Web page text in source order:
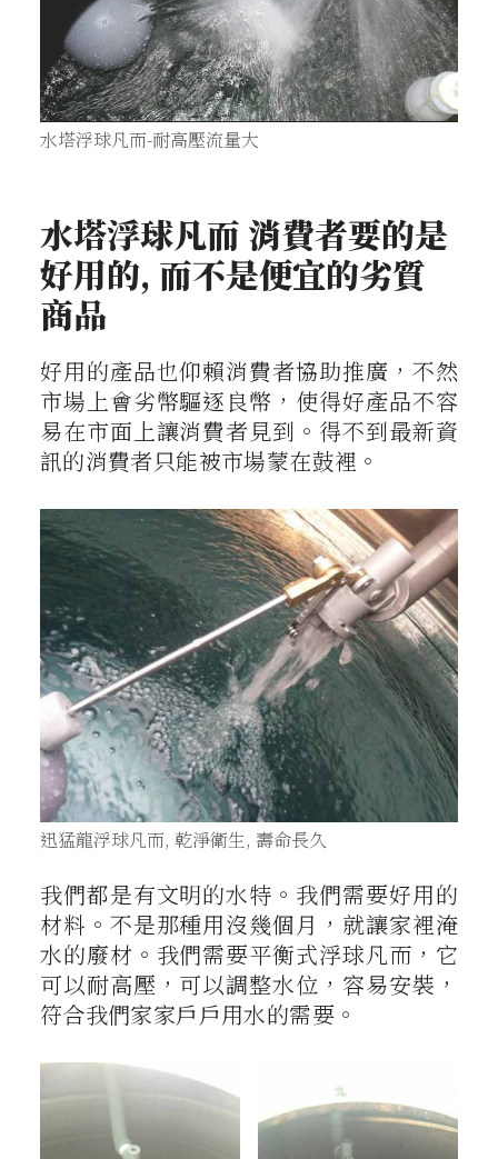
水塔浮球凡而-耐高壓流量大
水塔浮球凡而 消費者要的是
好用的, 而不是便宜的劣質
商品
好用的產品也仰賴消費者協助推廣，不然
市場上會劣幣驅逐良幣，使得好產品不容
易在市面上讓消費者見到。得不到最新資
訊的消費者只能被市場蒙在鼓裡。
迅猛龍浮球凡而, 乾淨衛生, 壽命長久
我們都是有文明的水特。我們需要好用的
材料。不是那種用沒幾個月，就讓家裡淹
水的廢材。我們需要平衡式浮球凡而，它
可以耐高壓，可以調整水位，容易安裝，
符合我們家家戶戶用水的需要。